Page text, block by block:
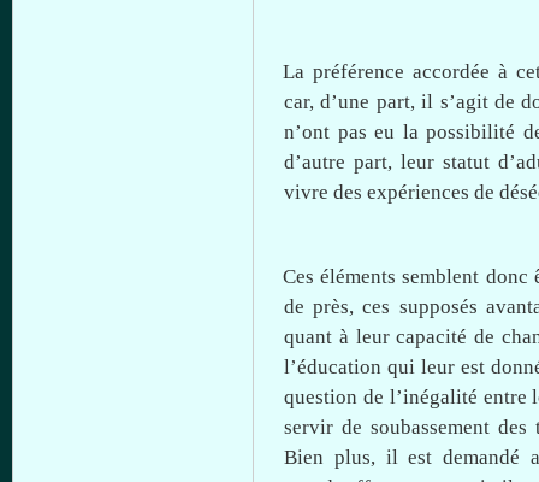
La préférence accordée à
car,d’une part,il s’agitde
n’ont paseu lapossibilité
d’autre part, leur statut
vivre des expériences de
Ces éléments semblent donc
deprès,ces supposés
quant à leur capacité de
l’éducation quileur est
question de l’inégalité entre
servir desoubassement des
Bien plus, il est demandé